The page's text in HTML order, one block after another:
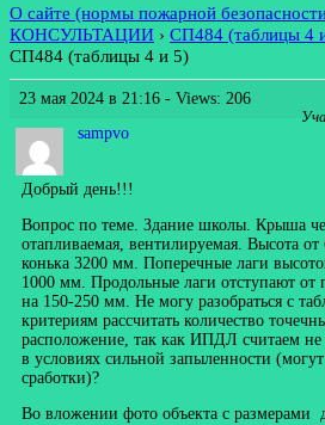
О сайте (нормы пожарной
КОНСУЛЬТАЦИИ › СП484 (таблицы 4
СП484 (таблицы 4 и 5)
23 мая 2024 в 21:16 - Views: 206
sampvo
Добрый день!!!
Вопрос по теме. Здание школы. Крыша
отапливаемая, вентилируемая. Высота
конька 3200 мм. Поперечные лаги
1000 мм. Продольные лаги отступают от
на 150-250 мм. Не могу разобраться с
критериям рассчитать количество
расположение, так как ИПДЛ считаем не
в условиях сильной запыленности
сработки)?
Во вложении фото объекта с размерами